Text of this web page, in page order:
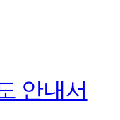
안내서